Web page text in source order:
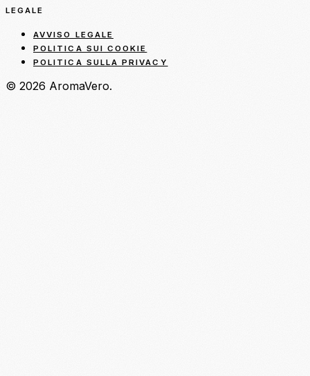
LEGALE
AVVISO LEGALE
POLITICA SUI COOKIE
POLITICA SULLA PRIVACY
© 2026 AromaVero.